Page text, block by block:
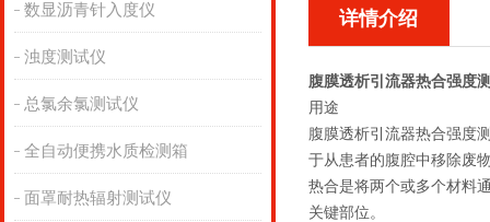
数显沥青针入度仪
浊度测试仪
总氯余氯测试仪
全自动便携水质检测箱
面罩耐热辐射测试仪
详情介绍
腹膜透析引流器热合强度
用途
腹膜透析引流器热合强度
于从患者的腹腔中移除废
热合是将两个或多个材料
关键部位。